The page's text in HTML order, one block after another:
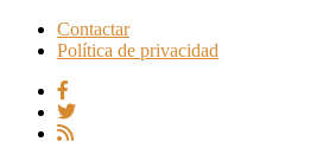
Contactar
Política de privacidad